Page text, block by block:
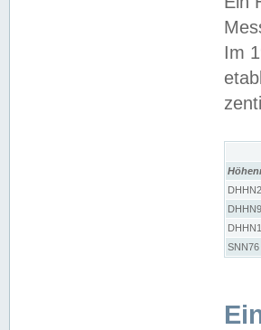
Im
SNN76